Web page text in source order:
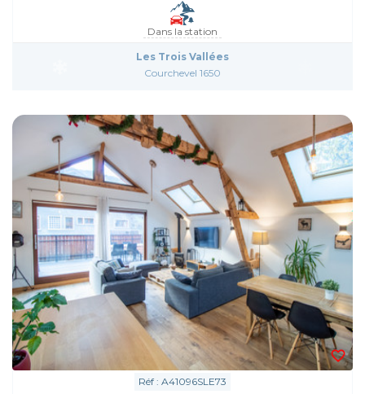
Dans la station
Les Trois Vallées
Courchevel 1650
Réf : A41096SLE73